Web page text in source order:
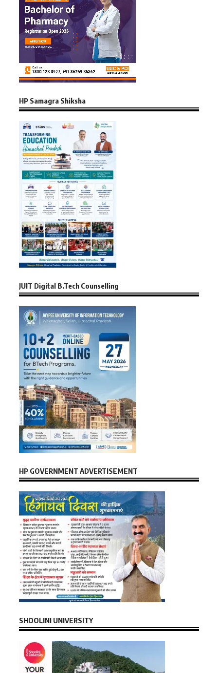
HP Samagra Shiksha
JUIT Digital B.Tech Counselling
HP GOVERNMENT ADVERTISEMENT
SHOOLINI UNIVERSITY